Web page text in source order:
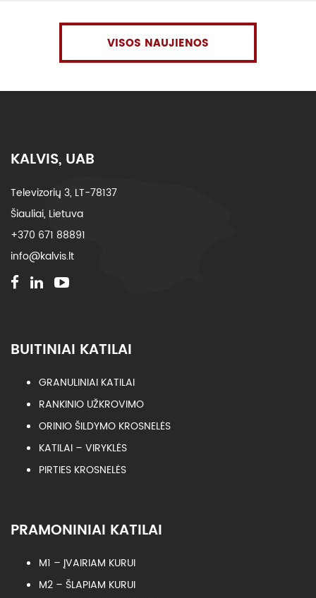
VISOS NAUJIENOS
KALVIS, UAB
Televizorių 3, LT-78137
Šiauliai, Lietuva
+370 671 88891
info@kalvis.lt
BUITINIAI KATILAI
GRANULINIAI KATILAI
RANKINIO UŽKROVIMO
ORINIO ŠILDYMO KROSNELĖS
KATILAI – VIRYKLĖS
PIRTIES KROSNELĖS
PRAMONINIAI KATILAI
M1 – ĮVAIRIAM KURUI
M2 – ŠLAPIAM KURUI